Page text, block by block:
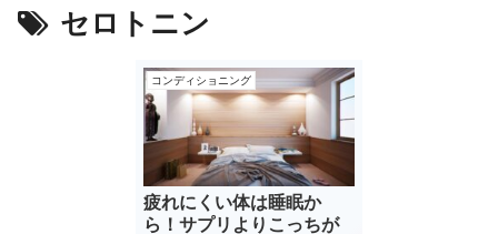
セロトニン
コンディショニング
疲れにくい体は睡眠か
ら！サプリよりこっちが